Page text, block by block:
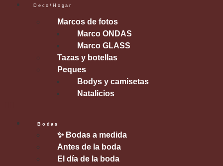
Deco/Hogar
Marcos de fotos
Marco ONDAS
Marco GLASS
Tazas y botellas
Peques
Bodys y camisetas
Natalicios
Bodas
✨ Bodas a medida
Antes de la boda
El día de la boda